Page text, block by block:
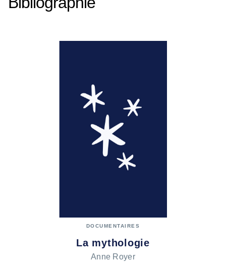
DOCUMENTAIRES
La mythologie
Anne Royer